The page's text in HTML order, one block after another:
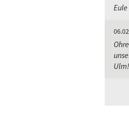
Ulm!